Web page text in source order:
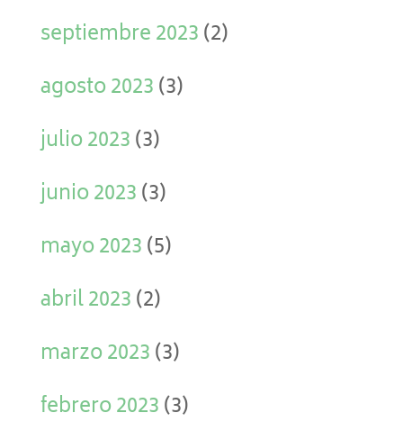
septiembre 2023(2)
agosto 2023(3)
julio 2023(3)
junio 2023(3)
mayo 2023(5)
abril 2023(2)
marzo 2023(3)
febrero 2023(3)